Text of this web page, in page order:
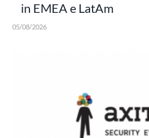
in EMEA e LatAm
05/08/2026